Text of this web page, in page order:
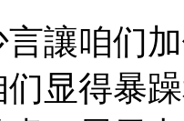
讓咱们
显得暴